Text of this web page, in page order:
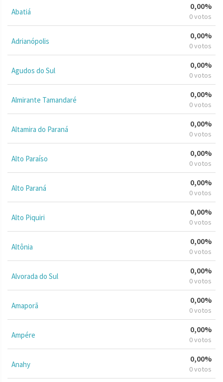
Abatiá
0,00%
0 votos
Adrianópolis
0,00%
0 votos
Agudos do Sul
0,00%
0 votos
Almirante Tamandaré
0,00%
0 votos
Altamira do Paraná
0,00%
0 votos
Alto Paraíso
0,00%
0 votos
Alto Paraná
0,00%
0 votos
Alto Piquiri
0,00%
0 votos
Altônia
0,00%
0 votos
Alvorada do Sul
0,00%
0 votos
Amaporã
0,00%
0 votos
Ampére
0,00%
0 votos
Anahy
0,00%
0 votos